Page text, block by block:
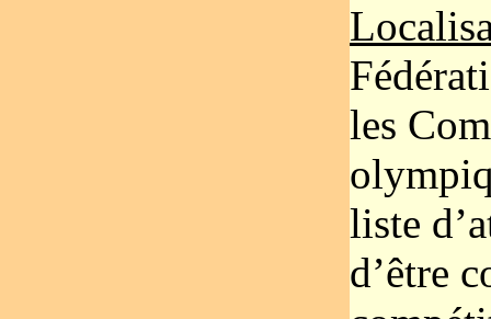
les
liste
d’être